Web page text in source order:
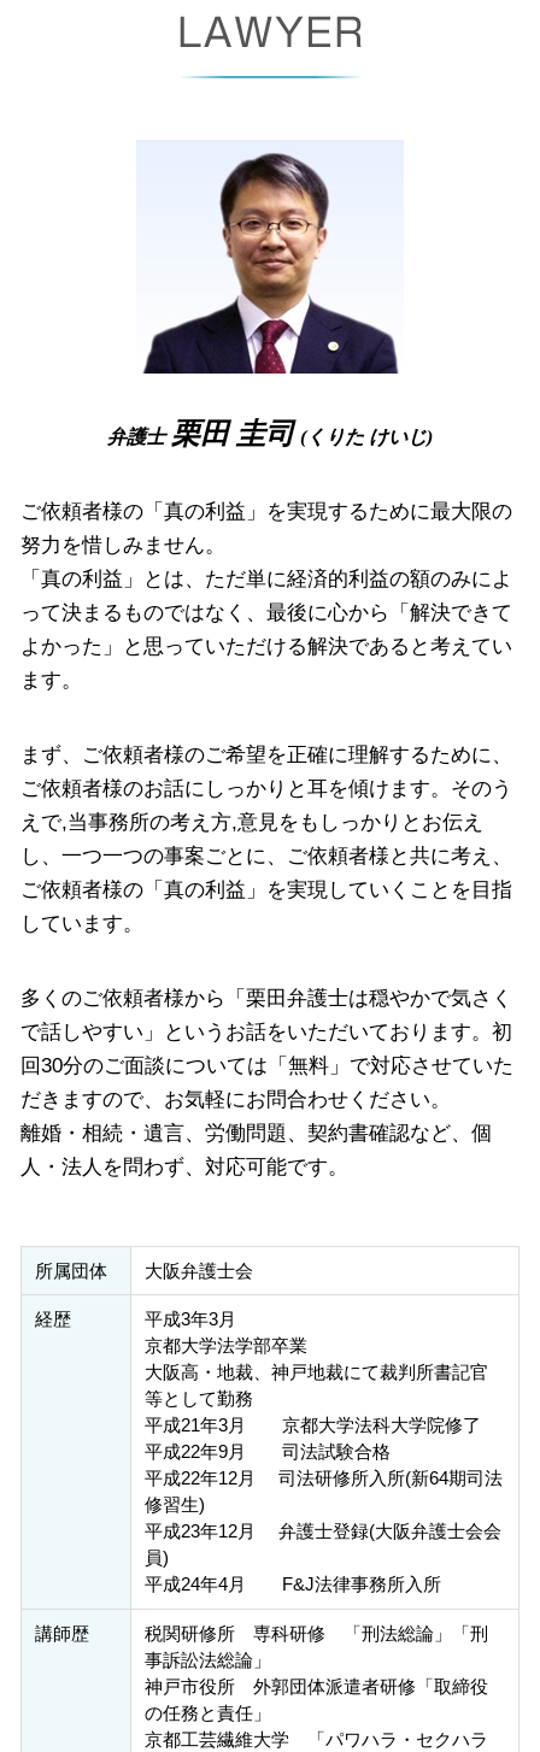
事業譲渡 契約
秘密保持 契約書
パワハラ 証拠集め
団体交渉 とは
雇い止め とは
債権 差押 通知書
支払督促 裁判所
強制執行 費用
ブラックリスト 条件
自己破産 携帯契約
自己 破産 手続 期間
自己破産 裁判所 調査
破産手続廃止
破産 手続 開始 通知書
破産事件 大阪市 相談
労働問題 高槻市 弁護士
相続 大阪府 弁護士
債権回収 尼崎市 弁護士
企業法務 高槻市 弁護士
企業法務 豊中市 弁護士
労働問題 大阪府 弁護士
破産事件 尼崎市 相談
債権回収 尼崎市 相談
労働問題 尼崎市 相談
労働問題 奈良県 弁護士
弁護士 栗田 圭司 (くりた けいじ)
ご依頼者様の「真の利益」を実現するために最大限の
努力を惜しみません。
「真の利益」とは、ただ単に経済的利益の額のみによ
って決まるものではなく、最後に心から「解決できて
よかった」と思っていただける解決であると考えてい
ます。
まず、ご依頼者様のご希望を正確に理解するために、
ご依頼者様のお話にしっかりと耳を傾けます。そのう
えで,当事務所の考え方,意見をもしっかりとお伝え
し、一つ一つの事案ごとに、ご依頼者様と共に考え、
ご依頼者様の「真の利益」を実現していくことを目指
しています。
多くのご依頼者様から「栗田弁護士は穏やかで気さく
で話しやすい」というお話をいただいております。初
回30分のご面談については「無料」で対応させていた
だきますので、お気軽にお問合わせください。
離婚・相続・遺言、労働問題、契約書確認など、個
人・法人を問わず、対応可能です。
所属団体 大阪弁護士会
経歴
平成3年3月
京都大学法学部卒業
大阪高・地裁、神戸地裁にて裁判所書記官
等として勤務
平成21年3月 京都大学法科大学院修了
平成22年9月 司法試験合格
平成22年12月 司法研修所入所(新64期司法
修習生)
平成23年12月 弁護士登録(大阪弁護士会会
員)
平成24年4月 F&J法律事務所入所
講師歴
税関研修所 専科研修 「刑法総論」「刑
事訴訟法総論」
神戸市役所 外郭団体派遣者研修「取締役
の任務と責任」
京都工芸繊維大学 「パワハラ・セクハラ